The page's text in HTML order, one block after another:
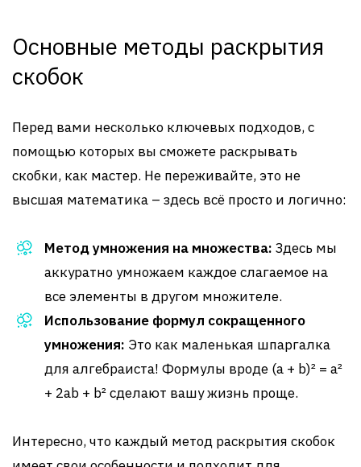
Основные методы раскрытия
скобок
Перед вами несколько ключевых подходов, с
помощью которых вы сможете раскрывать
скобки, как мастер. Не переживайте, это не
высшая математика – здесь всё просто и логично:
Метод умножения на множества: Здесь мы
аккуратно умножаем каждое слагаемое на
все элементы в другом множителе.
Использование формул сокращенного
умножения: Это как маленькая шпаргалка
для алгебраиста! Формулы вроде (a + b)² = a²
+ 2ab + b² сделают вашу жизнь проще.
Интересно, что каждый метод раскрытия скобок